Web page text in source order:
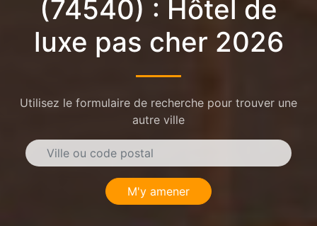
(74540) : Hôtel de
luxe pas cher 2026
Utilisez le formulaire de recherche pour trouver une
autre ville
M'y amener